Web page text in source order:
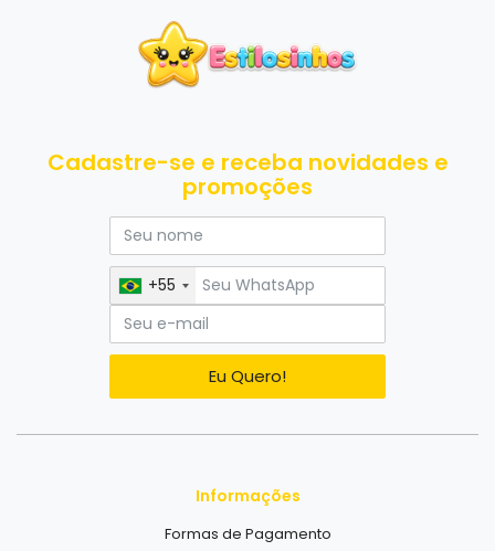
+55
Informações
Formas de Pagamento
Formas de Entrega
llms.txt
Institucional
Atendimento